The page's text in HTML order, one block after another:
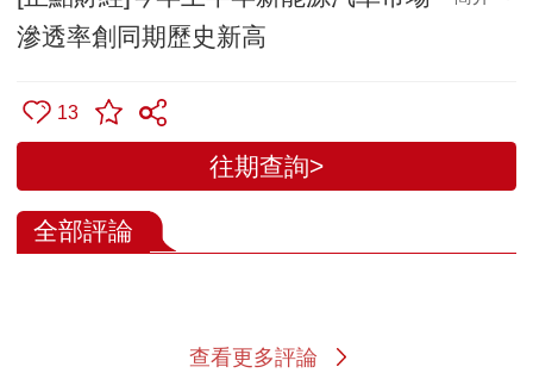
滲透率創同期歷史新高
13
往期查詢>
全部評論
查看更多評論